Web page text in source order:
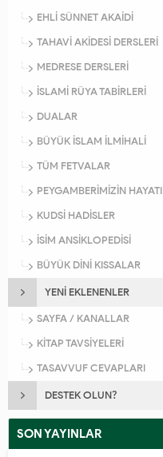
EHLİ SÜNNET AKAİDİ
TAHAVİ AKİDESİ DERSLERİ
MEDRESE DERSLERİ
İSLAMİ RÜYA TABİRLERİ
DUALAR
BÜYÜK İSLAM İLMİHALİ
TÜM FETVALAR
PEYGAMBERİMİZİN HAYATI
KUDSİ HADİSLER
İSİM ANSİKLOPEDİSİ
BÜYÜK DİNİ KISSALAR
YENİ EKLENENLER
SAYFA / KANALLAR
KİTAP TAVSİYELERİ
TASAVVUF CEVAPLARI
DESTEK OLUN?
SON YAYINLAR